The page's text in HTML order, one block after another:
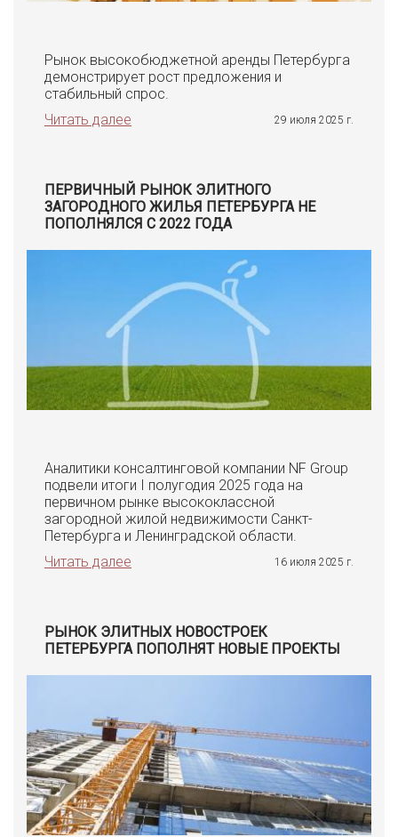
Рынок высокобюджетной аренды Петербурга
демонстрирует рост предложения и
стабильный спрос.
Читать далее
29 июля 2025 г.
ПЕРВИЧНЫЙ РЫНОК ЭЛИТНОГО
ЗАГОРОДНОГО ЖИЛЬЯ ПЕТЕРБУРГА НЕ
ПОПОЛНЯЛСЯ С 2022 ГОДА
Аналитики консалтинговой компании NF Group
подвели итоги I полугодия 2025 года на
первичном рынке высококлассной
загородной жилой недвижимости Санкт-
Петербурга и Ленинградской области.
Читать далее
16 июля 2025 г.
РЫНОК ЭЛИТНЫХ НОВОСТРОЕК
ПЕТЕРБУРГА ПОПОЛНЯТ НОВЫЕ ПРОЕКТЫ